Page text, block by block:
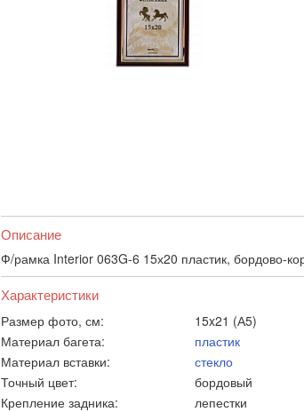
Описание
Ф/рамка Interior 063G-6 15х20 пластик, бордово-
Характеристики
Размер фото, см:
15x21 (А5)
Материал багета:
пластик
Материал вставки:
стекло
Точный цвет:
бордовый
Крепление задника:
лепестки